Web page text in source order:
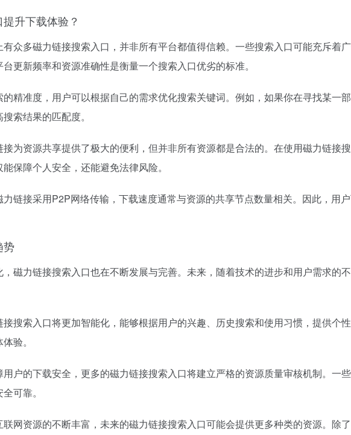
升下载体验？
众多磁力链接搜索入口，并非所有平台都值得信赖。一些搜索入口可能充斥着
更新频率和资源准确性是衡量一个搜索入口优劣的标准。
精准度，用户可以根据自己的需求优化搜索关键词。例如，如果你在寻找某一
索结果的匹配度。
为资源共享提供了极大的便利，但并非所有资源都是合法的。在使用磁力链接
保障个人安全，还能避免法律风险。
链接采用P2P网络传输，下载速度通常与资源的共享节点数量相关。因此，用
势
磁力链接搜索入口也在不断发展与完善。未来，随着技术的进步和用户需求的
搜索入口将更加智能化，能够根据用户的兴趣、历史搜索和使用习惯，提供个
验。
户的下载安全，更多的磁力链接搜索入口将建立严格的资源质量审核机制。一
可靠。
网资源的不断丰富，未来的磁力链接搜索入口可能会提供更多种类的资源。除